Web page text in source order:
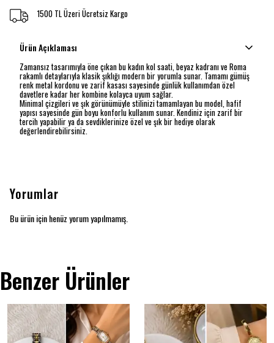
1500 TL Üzeri Ücretsiz Kargo
Ürün Açıklaması
Zamansız tasarımıyla öne çıkan bu kadın kol saati, beyaz kadranı ve Roma
rakamlı detaylarıyla klasik şıklığı modern bir yorumla sunar. Tamamı gümüş
renk metal kordonu ve zarif kasası sayesinde günlük kullanımdan özel
davetlere kadar her kombine kolayca uyum sağlar.
Minimal çizgileri ve şık görünümüyle stilinizi tamamlayan bu model, hafif
yapısı sayesinde gün boyu konforlu kullanım sunar. Kendiniz için zarif bir
tercih yapabilir ya da sevdiklerinize özel ve şık bir hediye olarak
değerlendirebilirsiniz.
Yorumlar
Bu ürün için henüz yorum yapılmamış.
Benzer Ürünler